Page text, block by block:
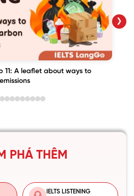
11: A leaflet about ways to
❯
PHÁ THÊM
IELTS LISTENING